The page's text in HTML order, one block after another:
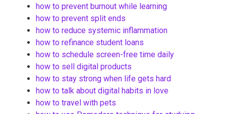
how to prevent burnout while learning
how to prevent split ends
how to reduce systemic inflammation
how to refinance student loans
how to schedule screen-free time daily
how to sell digital products
how to stay strong when life gets hard
how to talk about digital habits in love
how to travel with pets